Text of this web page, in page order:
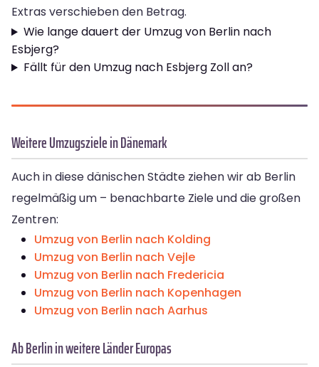
Extras verschieben den Betrag.
Wie lange dauert der Umzug von Berlin nach
Esbjerg?
Fällt für den Umzug nach Esbjerg Zoll an?
Weitere Umzugsziele in Dänemark
Auch in diese dänischen Städte ziehen wir ab Berlin
regelmäßig um – benachbarte Ziele und die großen
Zentren:
Umzug von Berlin nach Kolding
Umzug von Berlin nach Vejle
Umzug von Berlin nach Fredericia
Umzug von Berlin nach Kopenhagen
Umzug von Berlin nach Aarhus
Ab Berlin in weitere Länder Europas